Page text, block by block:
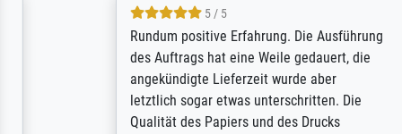
5 / 5
Rundum positive Erfahrung. Die Ausführung
des Auftrags hat eine Weile gedauert, die
angekündigte Lieferzeit wurde aber
letztlich sogar etwas unterschritten. Die
Qualität des Papiers und des Drucks